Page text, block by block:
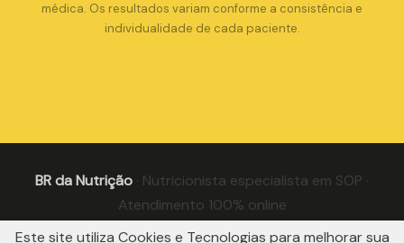
médica. Os resultados variam conforme a consistência e
individualidade de cada paciente.
BR da Nutrição · Nutricionista especialista em SOP ·
Atendimento 100% online
Este site utiliza Cookies e Tecnologias para melhorar sua